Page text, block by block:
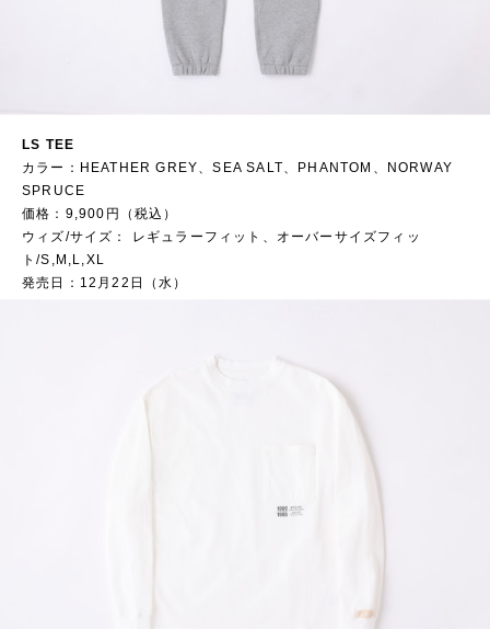
LS TEE
カラー：HEATHER GREY、SEA SALT、PHANTOM、NORWAY
SPRUCE
価格：9,900円（税込）
ウィズ/サイズ： レギュラーフィット、オーバーサイズフィッ
ト/S,M,L,XL
発売日：12月22日（水）